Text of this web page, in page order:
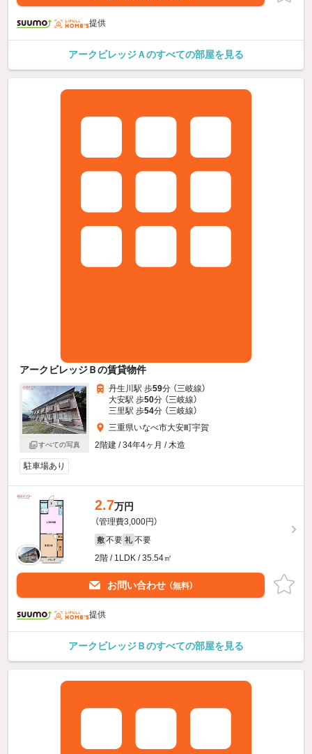
提供
アークビレッジＡのすべての部屋を見る
アークビレッジＢの賃貸物件
すべての写真
丹生川駅 歩59分 （三岐線）
大安駅 歩50分 （三岐線）
三里駅 歩54分 （三岐線）
三重県いなべ市大安町宇賀
2階建 / 34年4ヶ月 / 木造
駐車場あり
2.7万円
（管理費3,000円）
敷 不要 礼 不要
2階 / 1LDK / 35.54㎡
お問い合わせ （無料）
提供
アークビレッジＢのすべての部屋を見る